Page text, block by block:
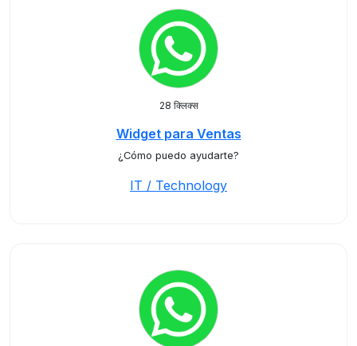
28 क्लिक्स
Widget para Ventas
¿Cómo puedo ayudarte?
IT / Technology